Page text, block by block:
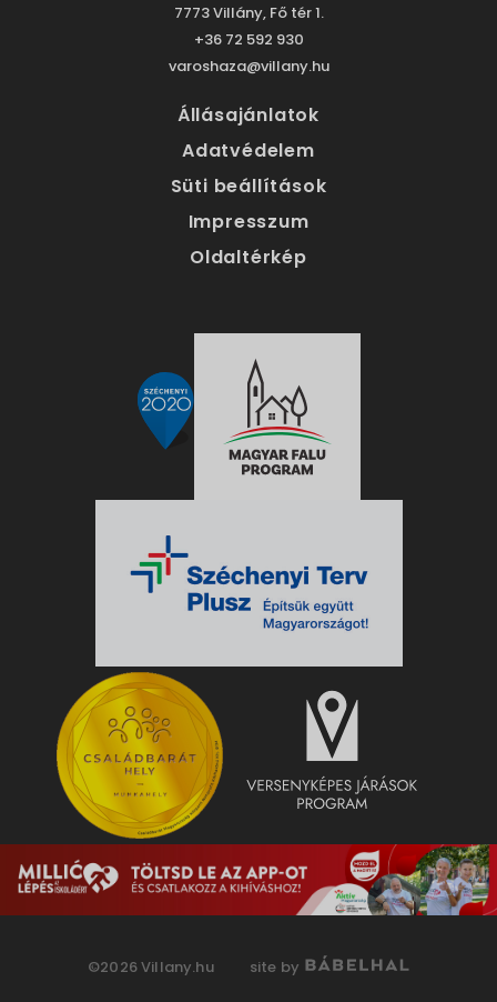
7773 Villány, Fő tér 1.
+36 72 592 930
varoshaza@villany.hu
Állásajánlatok
Adatvédelem
Süti beállítások
Impresszum
Oldaltérkép
©2026 Villany.hu site by